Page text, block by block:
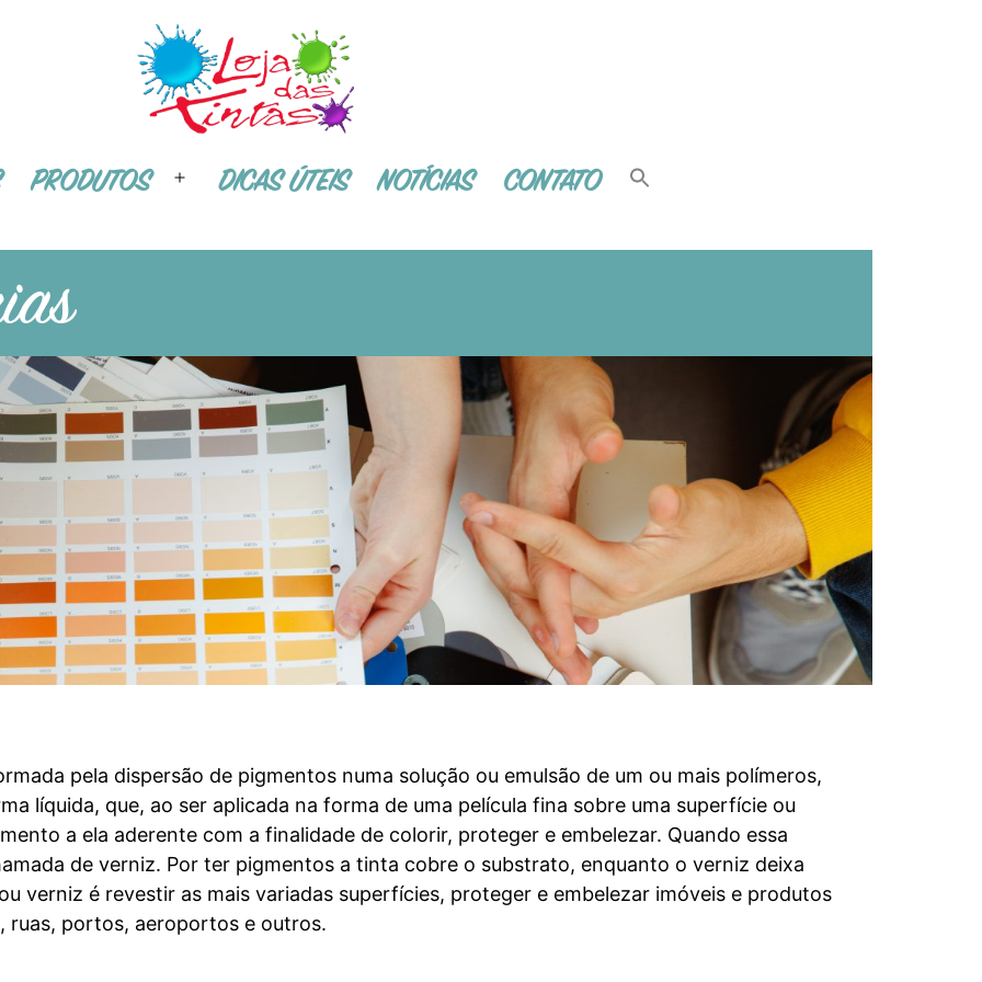
PRODUTOS
AbrirDICAS ÚTEIS NOTÍCIAS CONTATO
pela dispersão de pigmentos numa solução ou emulsão de um ou mais polímeros,
líquida, que, ao ser aplicada na forma de uma película fina sobre uma superfície ou
a ela aderente com a finalidade de colorir, proteger e embelezar. Quando essa
de verniz. Por ter pigmentos a tinta cobre o substrato, enquanto o verniz deixa
verniz é revestir as mais variadas superfícies, proteger e embelezar imóveis e produtos
ruas, portos, aeroportos e outros.